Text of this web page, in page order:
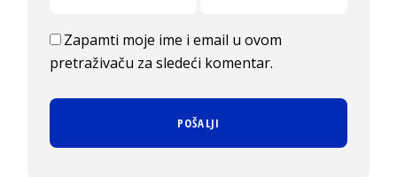
Zapamti moje ime i email u ovom
pretraživaču za sledeći komentar.